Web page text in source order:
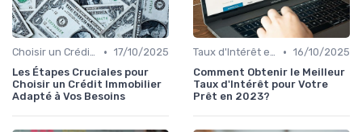
Choisir un Crédit Immobilier • 17/10/2025
Les Étapes Cruciales pour
Choisir un Crédit Immobilier
Adapté à Vos Besoins
Taux d'Intérêt et Conditions de Crédit • 16/10/2025
Comment Obtenir le Meilleur
Taux d'Intérêt pour Votre
Prêt en 2023?